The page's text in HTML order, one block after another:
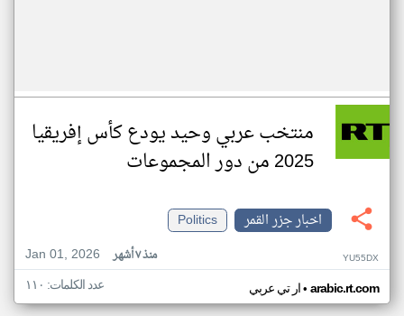
منتخب عربي وحيد يودع كأس إفريقيا
2025 من دور المجموعات
اخبار جزر القمر
Politics
Jan 01, 2026
منذ ٧ أشهر YU55DX
ار تي عربي• arabic.rt.com عدد الكلمات: ١١٠